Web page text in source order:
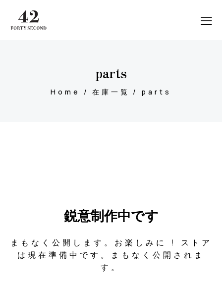
parts
Home 在庫一覧 parts
鋭意制作中です
まもなく公開します。お楽しみに ! ストア
は現在準備中です。まもなく公開されま
す。